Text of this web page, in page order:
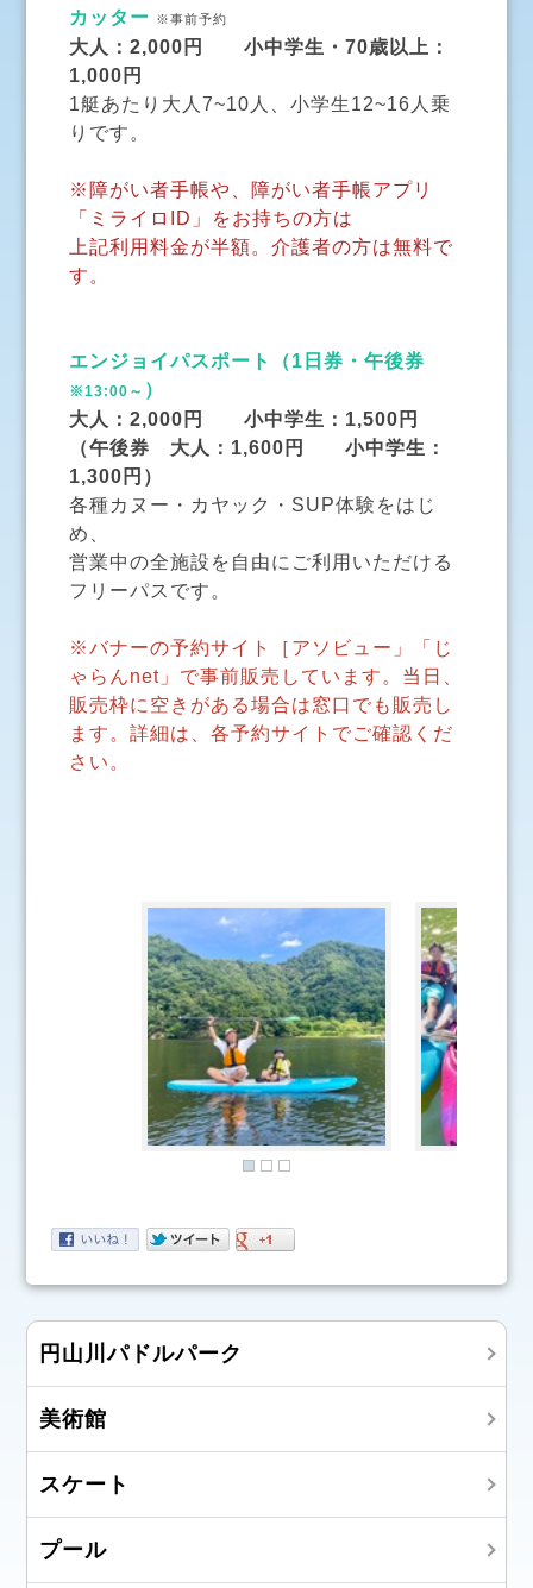
カッター ※事前予約
大人：2,000円 小中学生・70歳以上：
1,000円
1艇あたり大人7~10人、小学生12~16人乗
りです。
※障がい者手帳や、障がい者手帳アプリ
「ミライロID」をお持ちの方は
上記利用料金が半額。介護者の方は無料で
す。
エンジョイパスポート（1日券・午後券
※13:00～ ）
大人：2,000円 小中学生：1,500円
（午後券 大人：1,600円 小中学生：
1,300円）
各種カヌー・カヤック・SUP体験をはじ
め、
営業中の全施設を自由にご利用いただける
フリーパスです。
※バナーの予約サイト［アソビュー」「じ
ゃらんnet」で事前販売しています。当日、
販売枠に空きがある場合は窓口でも販売し
ます。詳細は、各予約サイトでご確認くだ
さい。
円山川パドルパーク
美術館
スケート
プール